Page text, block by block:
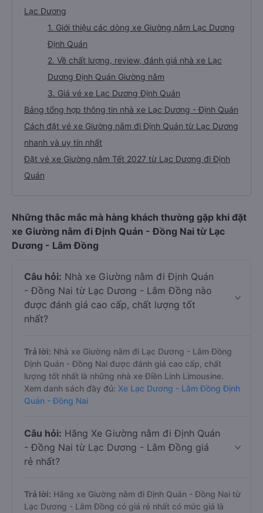
Lạc Dương
1. Giới thiệu các dòng xe Giường nằm Lạc Dương
Định Quán
2. Về chất lượng, review, đánh giá nhà xe Lạc
Dương Định Quán Giường nằm
3. Giá vé xe Lạc Dương Định Quán
Bảng tổng hợp thông tin nhà xe Lạc Dương - Định Quán
Cách đặt vé xe Giường nằm đi Định Quán từ Lạc Dương
nhanh và uy tín nhất
Đặt vé xe Giường nằm Tết 2027 từ Lạc Dương đi Định
Quán
Những thắc mắc mà hàng khách thường gặp khi đặt
xe Giường nằm đi Định Quán - Đồng Nai từ Lạc
Dương - Lâm Đồng
Câu hỏi: Nhà xe Giường nằm đi Định Quán
- Đồng Nai từ Lạc Dương - Lâm Đồng nào
được đánh giá cao cấp, chất lượng tốt
nhất?
Trả lời: Nhà xe Giường nằm đi Lạc Dương - Lâm Đồng
Định Quán - Đồng Nai được đánh giá cao cấp, chất
lượng tốt nhất là những nhà xe Điền Linh Limousine.
Xem danh sách đầy đủ: Xe Lạc Dương - Lâm Đồng Định
Quán - Đồng Nai
Câu hỏi: Hãng Xe Giường nằm đi Định Quán
- Đồng Nai từ Lạc Dương - Lâm Đồng giá
rẻ nhất?
Trả lời: Hãng xe Giường nằm đi Định Quán - Đồng Nai từ
Lạc Dương - Lâm Đồng có giá rẻ nhất có mức giá là